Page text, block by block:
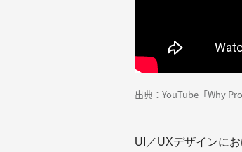
出典：YouTube「Why
UI／UXデザインに